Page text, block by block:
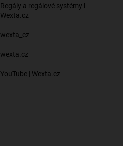
Regály a regálové systémy l
Wexta.cz
wexta_cz
wexta.cz
YouTube | Wexta.cz